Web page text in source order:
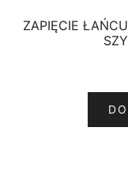
ZAPIĘCIE